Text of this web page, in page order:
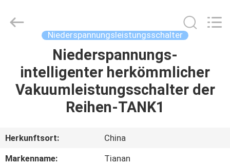
PRODUKTE
SHOW
(Group)
Co.,Ltd..
Niederspannungsleistungsschalter
Niederspannungs-
intelligenter herkömmlicher
Vakuumleistungsschalter der
Reihen-TANK1
Herkunftsort:
China
Markenname:
Tianan